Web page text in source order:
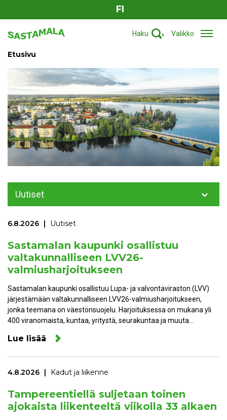
FI
Haku Valikko
Etusivu
Uutiset
6.8.2026 Uutiset
Sastamalan kaupunki osallistuu
valtakunnalliseen LVV26-
valmiusharjoitukseen
Sastamalan kaupunki osallistuu Lupa- ja valvontaviraston (LVV)
järjestämään valtakunnalliseen LVV26-valmiusharjoitukseen,
jonka teemana on väestönsuojelu. Harjoituksessa on mukana yli
400 viranomaista, kuntaa, yritystä, seurakuntaa ja muuta…
Lue lisää
4.8.2026 Kadut ja liikenne
Tampereentiellä suljetaan toinen
ajokaista liikenteeltä viikolla 33 alkaen